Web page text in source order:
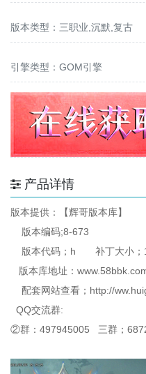
版本类型：三职业,沉默,复古
引擎类型：GOM引擎
产品详情
版本提供：【辉哥版本库】
版本编码;8-673
版本代码；h 补丁大小；
版本库地址：
配套网站查看；http://
QQ交流群:
②群：497945005 三群；